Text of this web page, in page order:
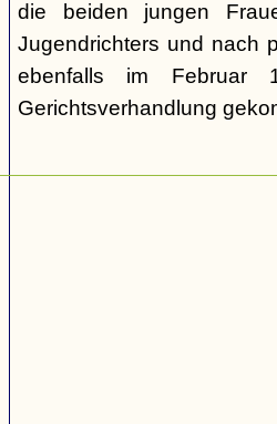
die beiden jungen
Jugendrichters und nach
ebenfalls im Februar
Gerichtsverhandlung